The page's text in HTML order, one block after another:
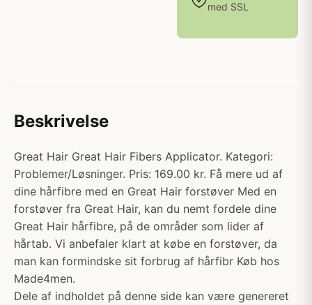
med SSL
Beskrivelse
Great Hair Great Hair Fibers Applicator. Kategori:
Problemer/Løsninger. Pris: 169.00 kr. Få mere ud af
dine hårfibre med en Great Hair forstøver Med en
forstøver fra Great Hair, kan du nemt fordele dine
Great Hair hårfibre, på de områder som lider af
hårtab. Vi anbefaler klart at købe en forstøver, da
man kan formindske sit forbrug af hårfibr Køb hos
Made4men.
Dele af indholdet på denne side kan være genereret